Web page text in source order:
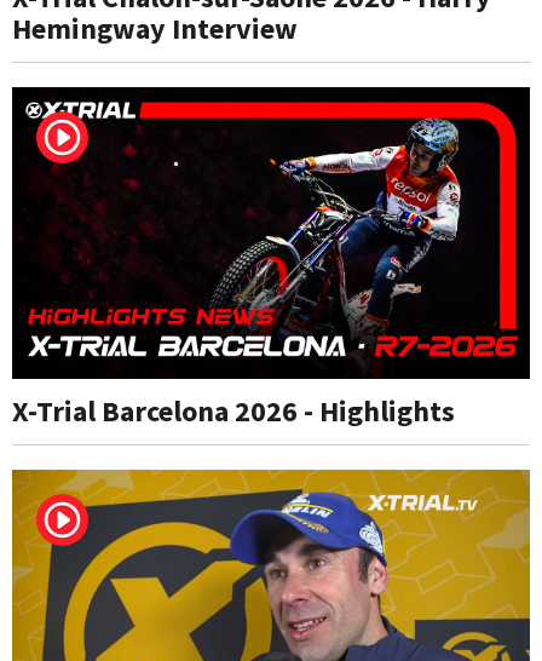
Hemingway Interview
X-Trial Barcelona 2026 - Highlights